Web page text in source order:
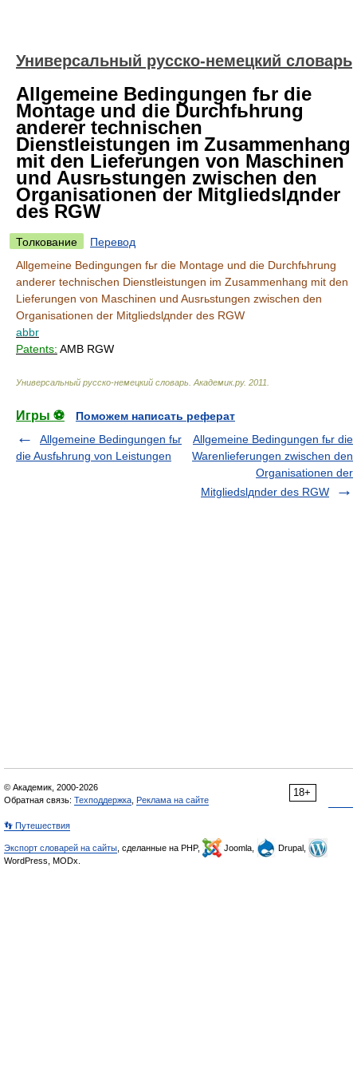
Универсальный русско-немецкий словарь
Allgemeine Bedingungen fьr die
Montage und die Durchfьhrung
anderer technischen
Dienstleistungen im Zusammenhang
mit den Lieferungen von Maschinen
und Ausrьstungen zwischen den
Organisationen der Mitgliedslдnder
des RGW
Толкование
Перевод
Allgemeine Bedingungen fьr die Montage und die Durchfьhrung
anderer technischen Dienstleistungen im Zusammenhang mit den
Lieferungen von Maschinen und Ausrьstungen zwischen den
Organisationen der Mitgliedslдnder des RGW
abbr
Patents: AMB RGW
Универсальный русско-немецкий словарь Академик.ру. 2011
Игры ⚽
Поможем написать реферат
Allgemeine Bedingungen fьr
die Ausfьhrung von Leistungen
Allgemeine Bedingungen fьr die
Warenlieferungen zwischen den
Organisationen der
Mitgliedslдnder des RGW
18+
© Академик, 2000-2026
Обратная связь: Техподдержка Реклама на сайте
👣 Путешествия
Экспорт словарей на сайты , сделанные на PHP, Joomla,
Drupal,
WordPress, MODx.